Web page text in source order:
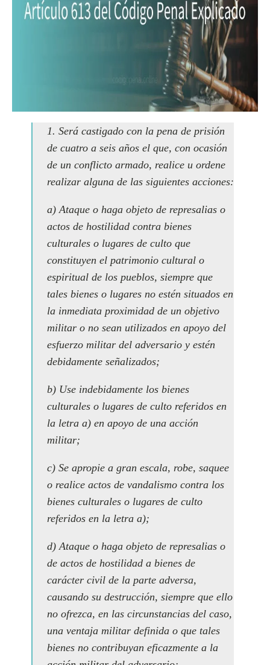
1. Será castigado con la pena de prisión
de cuatro a seis años el que, con ocasión
de un conflicto armado, realice u ordene
realizar alguna de las siguientes acciones:
a) Ataque o haga objeto de represalias o
actos de hostilidad contra bienes
culturales o lugares de culto que
constituyen el patrimonio cultural o
espiritual de los pueblos, siempre que
tales bienes o lugares no estén situados en
la inmediata proximidad de un objetivo
militar o no sean utilizados en apoyo del
esfuerzo militar del adversario y estén
debidamente señalizados;
b) Use indebidamente los bienes
culturales o lugares de culto referidos en
la letra a) en apoyo de una acción
militar;
c) Se apropie a gran escala, robe, saquee
o realice actos de vandalismo contra los
bienes culturales o lugares de culto
referidos en la letra a);
d) Ataque o haga objeto de represalias o
de actos de hostilidad a bienes de
carácter civil de la parte adversa,
causando su destrucción, siempre que ello
no ofrezca, en las circunstancias del caso,
una ventaja militar definida o que tales
bienes no contribuyan eficazmente a la